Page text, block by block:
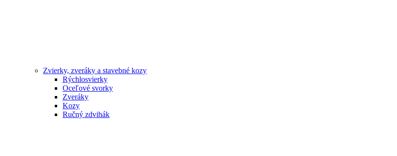
Zvierky, zveráky a stavebné kozy
Rýchlosvierky
Oceľové svorky
Zveráky
Kozy
Ručný zdvihák